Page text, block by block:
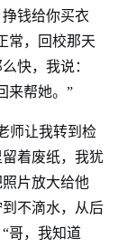
钱给你买衣
常，回校那天
快，我说：
来帮她。”
师让我转到检
着废纸，我犹
片放大给他
不滴水，从后
哥，我知道